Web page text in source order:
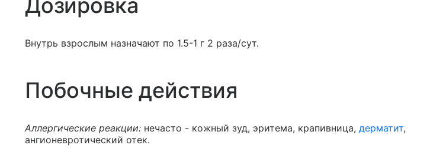
Дозировка
Внутрь взрослым назначают по 1.5-1 г 2 раза/сут.
Побочные действия
Аллергические реакции: нечасто - кожный зуд, эритема, крапивница, дерматит,
ангионевротический отек.